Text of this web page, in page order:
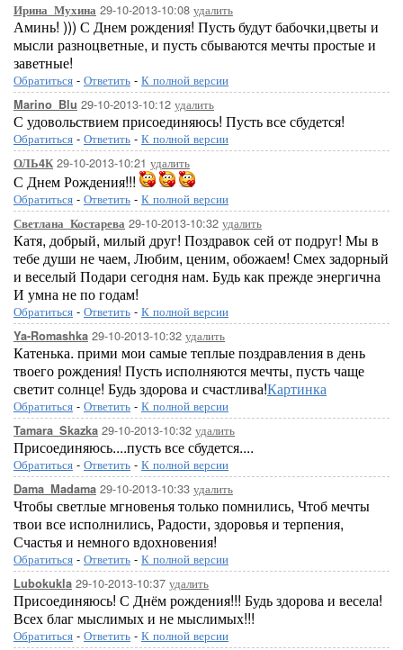
Ирина_Мухина 29-10-2013-10:08 удалить
Аминь! ))) С Днем рождения! Пусть будут бабочки,цветы и
мысли разноцветные, и пусть сбываются мечты простые и
заветные!
Обратиться - Ответить - К полной версии
Marino_Blu 29-10-2013-10:12 удалить
С удовольствием присоединяюсь! Пусть все сбудется!
Обратиться - Ответить - К полной версии
ОЛЬ4К29-10-2013-10:21 удалить
С Днем Рождения!!!
Обратиться - Ответить - К полной версии
Светлана_Костарева 29-10-2013-10:32 удалить
Катя, добрый, милый друг! Поздравок сей от подруг! Мы в
тебе души не чаем, Любим, ценим, обожаем! Смех задорный
и веселый Подари сегодня нам. Будь как прежде энергична
И умна не по годам!
Обратиться - Ответить - К полной версии
Ya-Romashka 29-10-2013-10:32 удалить
Катенька. прими мои самые теплые поздравления в день
твоего рождения! Пусть исполняются мечты, пусть чаще
светит солнце! Будь здорова и счастлива!Картинка
Обратиться - Ответить - К полной версии
Tamara_Skazka 29-10-2013-10:32 удалить
Присоединяюсь....пусть все сбудется....
Обратиться - Ответить - К полной версии
Dama_Madama 29-10-2013-10:33 удалить
Чтобы светлые мгновенья только помнились, Чтоб мечты
твои все исполнились, Радости, здоровья и терпения,
Счастья и немного вдохновения!
Обратиться - Ответить - К полной версии
Lubokukla 29-10-2013-10:37 удалить
Присоединяюсь! С Днём рождения!!! Будь здорова и весела!
Всех благ мыслимых и не мыслимых!!!
Обратиться - Ответить - К полной версии